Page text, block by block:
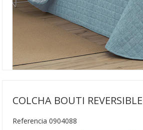
COLCHA BOUTI
Referencia 0904088